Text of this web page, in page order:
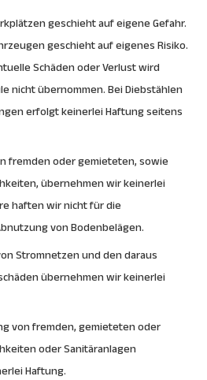
geschieht auf eigene Gefahr.
geschieht auf eigenes Risiko.
Schäden oder Verlust wird
nicht übernommen. Bei Diebstählen
erfolgt keinerlei Haftung seitens
fremden oder gemieteten, sowie
übernehmen wir keinerlei
haften wir nicht für die
von Bodenbelägen.
Stromnetzen und den daraus
übernehmen wir keinerlei
von fremden, gemieteten oder
oder Sanitäranlagen
Haftung.